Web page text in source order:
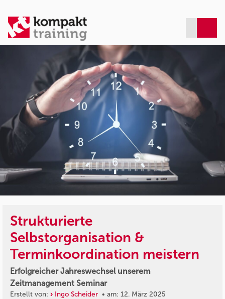
Strukturierte
Selbstorganisation &
Terminkoordination meistern
Erfolgreicher Jahreswechsel unserem
Zeitmanagement Seminar
Erstellt von: Ingo Scheider • am: 12. März 2025